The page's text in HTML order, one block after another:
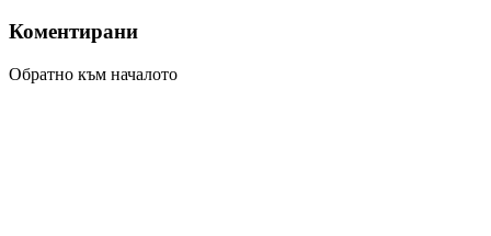
Коментирани
Обратно към началото